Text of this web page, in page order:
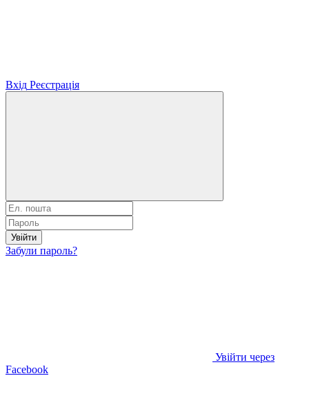
Вхід Реєстрація
Увійти
Забули пароль?
Увійти через
Facebook